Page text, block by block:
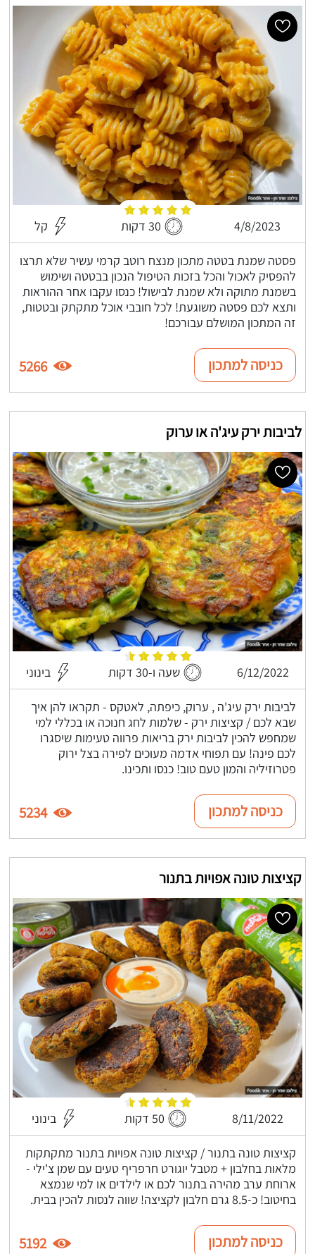
4/8/2023 30 דקות קל
פסטה שמנת בטטה מתכון מנצח רוטב קרמי עשיר שלא תרצו
להפסיק לאכול והכל בזכות הטיפול הנכון בבטטה ושימוש
בשמנת מתוקה ולא שמנת לבישול! כנסו עקבו אחר ההוראות
ותצא לכם פסטה משוגעת! לכל חובבי אוכל מתקתק ובטטות,
זה המתכון המושלם עבורכם!
כניסה למתכון 5266
לביבות ירק עיג'ה או ערוק
6/12/2022 שעה ו-30 דקות בינוני
לביבות ירק עיג'ה , ערוק, כיפתה, לאטקס - תקראו להן איך
שבא לכם / קציצות ירק - שלמות לחג חנוכה או בכללי למי
שמחפש להכין לביבות ירק בריאות פרווה טעימות שיסגרו
לכם פינה! עם תפוחי אדמה מעוכים לפירה בצל ירוק
פטרוזיליה והמון טעם טוב! כנסו ותכינו.
כניסה למתכון 5234
קציצות טונה אפויות בתנור
8/11/2022 50 דקות בינוני
קציצות טונה בתנור / קציצות טונה אפויות בתנור מתקתקות
מלאות בחלבון + מטבל יוגורט חרפריף טעים עם שמן צ'ילי -
ארוחת ערב מהירה בתנור לכם או לילדים או למי שנמצא
בחיטוב! כ-8.5 גרם חלבון לקציצה! שווה לנסות להכין בבית.
כניסה למתכון 5192